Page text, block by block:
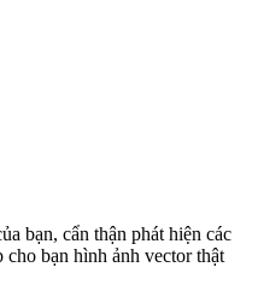
bạn, cẩn thận phát hiện các
bạn hình ảnh vector thật